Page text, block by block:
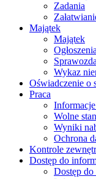
Zadania
Majątek
Majątek
Wykaz
Oświadczenie o
Praca
Wolne
Wyniki
Ochrona
Kontrole
Dostęp do
Dostęp